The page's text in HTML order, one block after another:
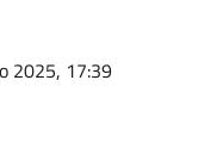
2025, 17:39